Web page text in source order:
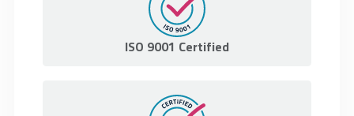
ISO 9001 Certified